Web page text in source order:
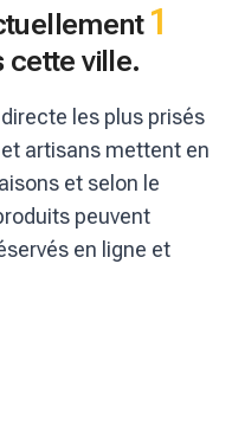
1
cette ville.
les plus prisés
artisans mettent en
et selon le
peuvent
en ligne et